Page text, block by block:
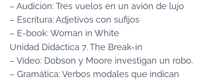
– Audición: Tres vuelos en un avión de lujo
– Escritura: Adjetivos con sufijos
– E-book: Woman in White
Unidad Didáctica 7. The Break-in
– Vídeo: Dobson y Moore investigan un robo.
– Gramática: Verbos modales que indican